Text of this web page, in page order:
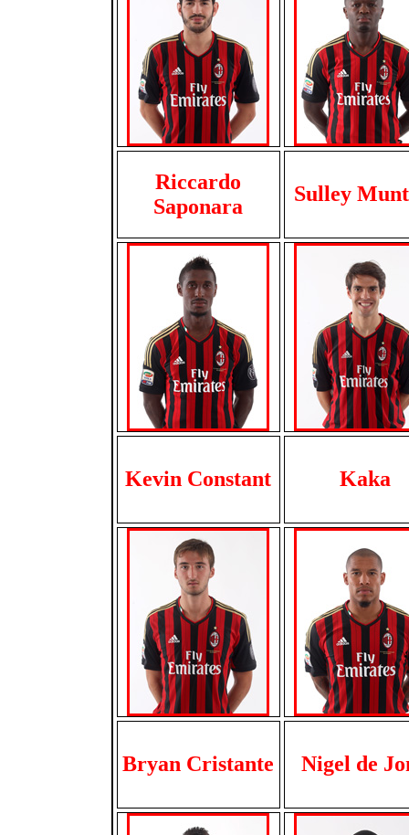
Riccardo
Saponara
Sulley
Kevin Constant Kaka
Bryan Cristante Nigel de